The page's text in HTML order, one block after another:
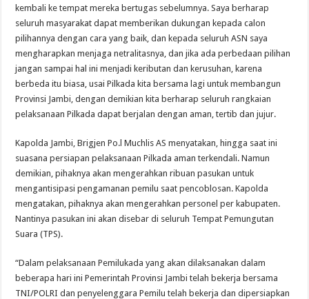
kembali ke tempat mereka bertugas sebelumnya. Saya berharap
seluruh masyarakat dapat memberikan dukungan kepada calon
pilihannya dengan cara yang baik, dan kepada seluruh ASN saya
mengharapkan menjaga netralitasnya, dan jika ada perbedaan pilihan
jangan sampai hal ini menjadi keributan dan kerusuhan, karena
berbeda itu biasa, usai Pilkada kita bersama lagi untuk membangun
Provinsi Jambi, dengan demikian kita berharap seluruh rangkaian
pelaksanaan Pilkada dapat berjalan dengan aman, tertib dan jujur.
Kapolda Jambi, Brigjen Po.l Muchlis AS menyatakan, hingga saat ini
suasana persiapan pelaksanaan Pilkada aman terkendali. Namun
demikian, pihaknya akan mengerahkan ribuan pasukan untuk
mengantisipasi pengamanan pemilu saat pencoblosan. Kapolda
mengatakan, pihaknya akan mengerahkan personel per kabupaten.
Nantinya pasukan ini akan disebar di seluruh Tempat Pemungutan
Suara (TPS).
“Dalam pelaksanaan Pemilukada yang akan dilaksanakan dalam
beberapa hari ini Pemerintah Provinsi Jambi telah bekerja bersama
TNI/POLRI dan penyelenggara Pemilu telah bekerja dan dipersiapkan